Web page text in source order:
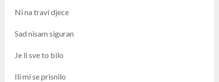
Ni na travi djece
Sad nisam siguran
Je li sve to bilo
Ili mi se prisnilo